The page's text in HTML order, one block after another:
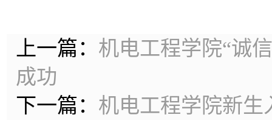
上一篇： 机电工程学院“诚
成功
下一篇： 机电工程学院新生